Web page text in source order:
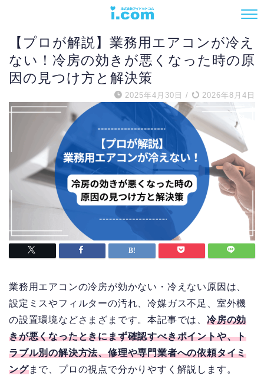
電話でお問い合わせ
【プロが解説】業務用エアコンが冷え
ない！冷房の効きが悪くなった時の原
因の見つけ方と解決策
2025年4月30日 / 2026年8月4日
業務用エアコンの冷房が効かない・冷えない原因は、
設定ミスやフィルターの汚れ、冷媒ガス不足、室外機
の設置環境などさまざまです。本記事では、 冷房の効
きが悪くなったときにまず確認すべきポイントや、ト
ラブル別の解決方法、修理や専門業者への依頼タイミ
ングまで、プロの視点で分かりやすく解説します。